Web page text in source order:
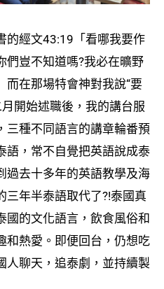
的經文43:19「看哪我要作
們豈不知道嗎?我必在曠野
而在那場特會神對我說“要
開始述職後，我的講台服
三種不同語言的講章輪番預
語，常不自覺把英語說成泰
過去十多年的英語教學及海
三年半泰語取代了?!泰國真
國的文化語言，飲食風俗和
和熱愛。即便回台，仍想吃
人聊天，追泰劇，並持續製